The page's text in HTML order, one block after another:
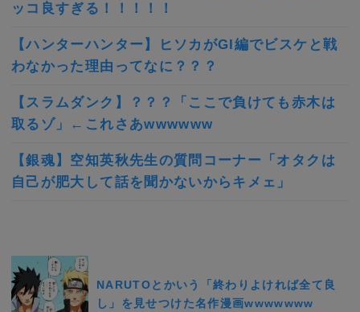
ッコ良すぎる！！！！！
【ハンターハンター】ヒソカがGI編でビスケと戦
わなかった理由ってなに？？？
【スラムダンク】？？？「ここで負けても赤木は
取るゾ」←これさあwwwwww
【銀魂】空知英秋先生の質問コーナー「オタクは
自己が肥大して話を聞かないからキメェ」
NARUTOとかいう「終わりよければ全て良
し」を見せつけた名作漫画wwwwwww